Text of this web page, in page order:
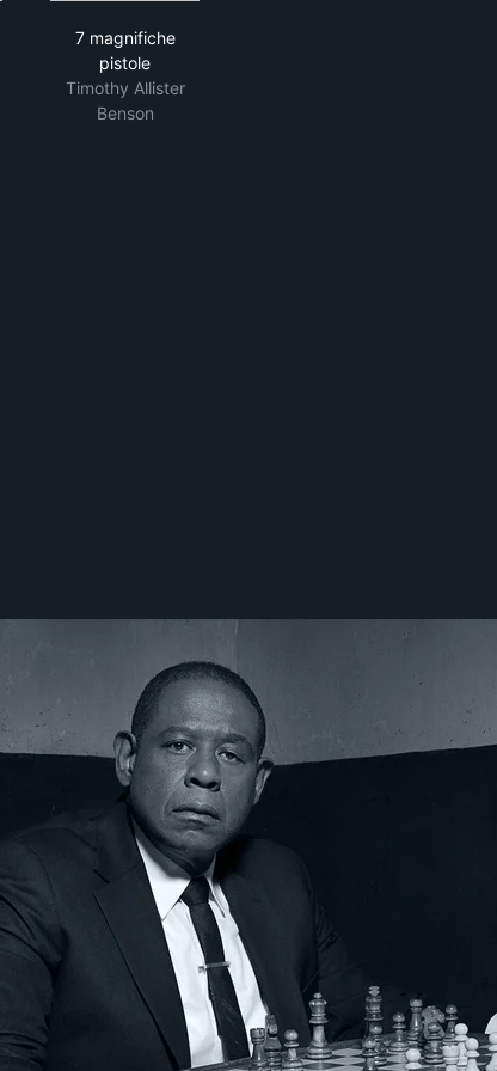
7 magnifiche
pistole
Timothy Allister
Benson